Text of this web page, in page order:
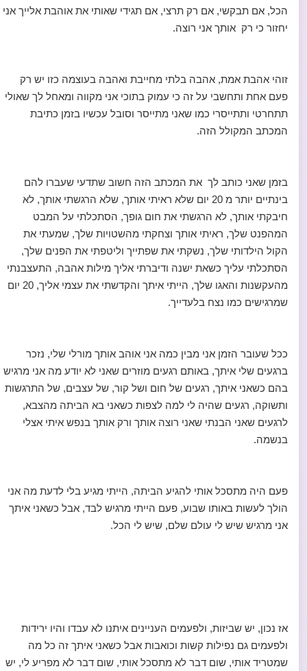
הכל, אם תבקשי, אם רק תרצי, אם תגידי שאותי את אוהבת אלייך אני
יחזור כי רק אותך אני רוצה.
זוהי אהבת אמת, אהבה בלתי מחייבת ואהבה בעוצמה כזו יש רק
פעם אחת ותחשבי על זה כי עמוק בתוכי אני מקווה ומאחל לך שאולי
תתחרטי ותתייסרי כמו שאני מתייסר וסובל עכשיו בזמן כתיבת
המכתב המקולל הזה.
בזמן שאני כותב לך את המכתב הזה חשוב שתדעי שעברו להם
בינתיים יותר מ 20 יום שלא ראיתי אותך, שלא הרגשתי אותך, לא
חיבקתי אותך, לא הרגשתי את חום גופך, הסתכלתי על המבט
המהפנט שלך, ראיתי אותך וצחקתי מהשטויות שלך, שמעתי את
הקול הילדותי שלך, נשקתי את שפתייך וליטפתי את הפנים שלך,
הסתכלתי עליך כשאת ישנה ודיברתי אליך מילות אהבה, התעצבנתי
מהעקשנות והאגו שלך, הייתי איתך והקדשתי את עצמי אליך, 20 יום
שמרגישים כמו נצח בלעדייך.
ככל שעובר הזמן אני מבין כמה אני אוהב אותך מורלי שלי, נזכר
ברגעים שלי איתך, באותם רגעים מוזרים שאני לא יודע מה אני מרגיש
בהם כשאני איתך, רגעים של חום ושל קור, של עצבים, של התרגשות
ותשוקה, רגעים שהיה לי למה לצפות כשאני בא הביתה מהצבא,
לרגעים שאני הבנתי שאני רוצה אותך ורק אותך בנפש איתי אצלי
בנשמה.
פעם היה מתסכל אותי להגיע הביתה, הייתי מגיע בלי לדעת מה אני
הולך לעשות באותו שבוע, פעם הייתי מרגיש לבד, אבל כשאני איתך
אני מרגיש שיש לי עולם שלם, שיש לי הכל.
אז נכון, יש שביזות, ולפעמים העניינים איתנו לא עבדו והיו ירידות
ולפעמים גם נפילות קשות וכואבות אבל כשאני איתך זה כל מה
שמטריד אותי, שום דבר לא מתסכל אותי, שום דבר לא מפריע לי, יש